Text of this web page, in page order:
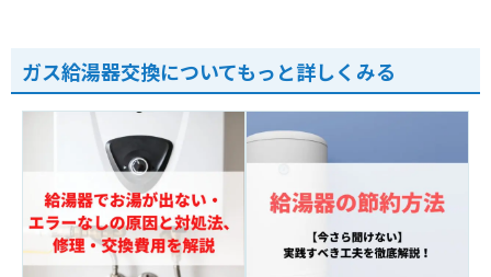
ガス給湯器交換についてもっと詳しくみる